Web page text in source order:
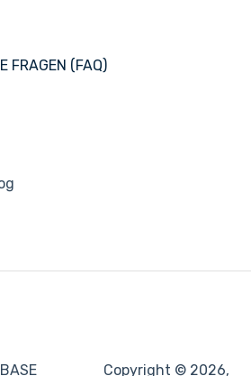
FRAGEN (FAQ)
Copyright © 2026,